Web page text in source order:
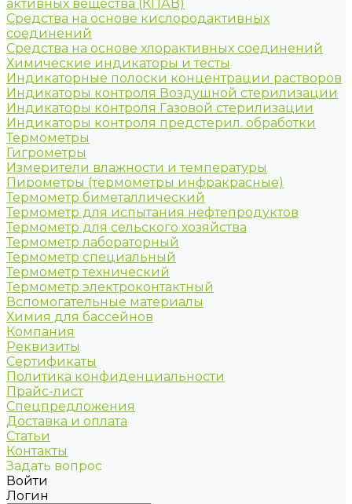
активных вещества (КПАВ)
Средства на основе кислородактивных
соединений
Средства на основе хлорактивных соединений
Химические индикаторы и тесты
Индикаторные полоски концентрации растворов
Индикаторы контроля Воздушной стерилизации
Индикаторы контроля Газовой стерилизации
Индикаторы контроля предстерил. обработки
Термометры
Гигрометры
Измерители влажности и температуры
Пирометры (термометры инфракрасные)
Термометр биметаллический
Термометр для испытания нефтепродуктов
Термометр для сельского хозяйства
Термометр лабораторный
Термометр специальный
Термометр технический
Термометр электроконтактный
Вспомогательные материалы
Химия для бассейнов
Компания
Реквизиты
Сертификаты
Политика конфиденциальности
Прайс-лист
Спецпредложения
Доставка и оплата
Статьи
Контакты
Задать вопрос
Войти
Логин